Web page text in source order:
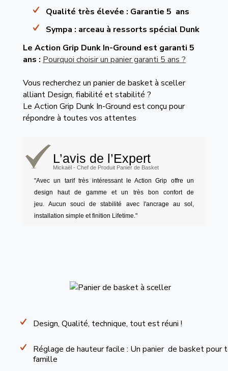
Qualité très élevée : Garantie 5 ans
Sympa : arceau à ressorts spécial Dunk
Le Action Grip Dunk In-Ground est garanti 5
ans : Pourquoi choisir un panier garanti 5 ans ?
Vous recherchez un panier de basket à sceller
alliant Design, fiabilité et stabilité ?
Le Action Grip Dunk In-Ground est conçu pour
répondre à toutes vos attentes
L’avis de l’Expert
Mickaël - Chef de Produit Panier de Basket
"Avec un tarif très intéressant le Action Grip offre un
design haut de gamme et un très bon confort de
jeu. Aucun souci de stabilité avec l'ancrage au sol,
installation simple et finition Lifetime."
Design, Qualité, technique, tout est réuni !
Réglage de hauteur facile : Un panier de basket pour
famille